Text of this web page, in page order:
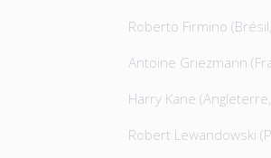
Roberto Firmino
Antoine Griezmann
Harry Kane
Robert Lewandowski